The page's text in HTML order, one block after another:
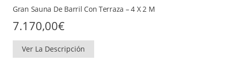
Gran Sauna De Barril Con Terraza – 4 X 2 M
7.170,00€
Ver La Descripción